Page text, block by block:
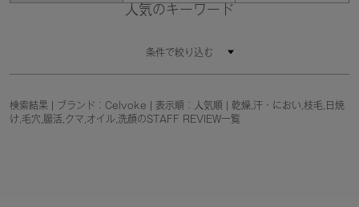
人気のキーワード
条件で絞り込む
検索結果 | ブランド：Celvoke | 表示順：人気順 | 乾燥,汗・におい,枝毛,日焼
け,毛穴,腸活,クマ,オイル,洗顔のSTAFF REVIEW一覧